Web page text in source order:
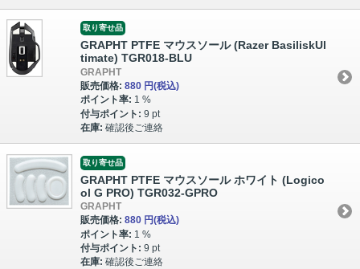
取り寄せ品
GRAPHT PTFE マウスソール (Razer BasiliskUl
timate) TGR018-BLU
GRAPHT
販売価格: 880 円(税込)
ポイント率: 1 %
付与ポイント: 9 pt
在庫: 確認後ご連絡
取り寄せ品
GRAPHT PTFE マウスソール ホワイト (Logico
ol G PRO) TGR032-GPRO
GRAPHT
販売価格: 880 円(税込)
ポイント率: 1 %
付与ポイント: 9 pt
在庫: 確認後ご連絡